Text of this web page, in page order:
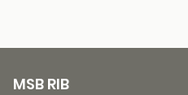
MSB RIB